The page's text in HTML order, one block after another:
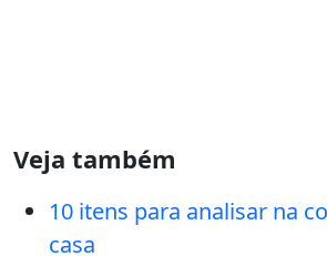
Veja também
10 itens para analisar na
casa